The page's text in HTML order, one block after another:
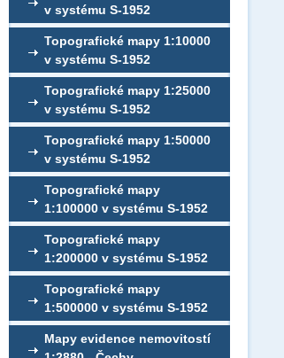
v systému S-1952
Topografické mapy 1:10000
v systému S-1952
Topografické mapy 1:25000
v systému S-1952
Topografické mapy 1:50000
v systému S-1952
Topografické mapy
1:100000 v systému S-1952
Topografické mapy
1:200000 v systému S-1952
Topografické mapy
1:500000 v systému S-1952
Mapy evidence nemovitostí